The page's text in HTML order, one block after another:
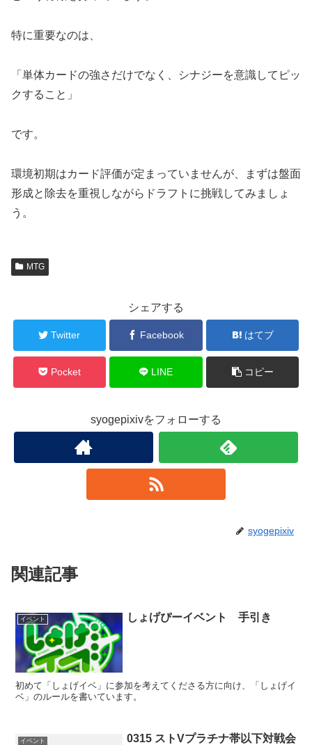
特に重要なのは、
「単体カードの強さだけでなく、シナジーを意識してピッ
クすること」
です。
環境初期はカード評価が定まっていませんが、まずは盤面
形成と除去を重視しながらドラフトに挑戦してみましょ
う。
MTG
シェアする
Twitter Facebook はてブ
Pocket LINE コピー
syogepixivをフォローする
syogepixiv
関連記事
イベント しょげぴーイベント 手引き
初めて「しょげイベ」に参加を考えてくださる方に向け、「しょげイ
ベ」のルールを書いています。
イベント
0315 ストVプラチナ帯以下対戦会